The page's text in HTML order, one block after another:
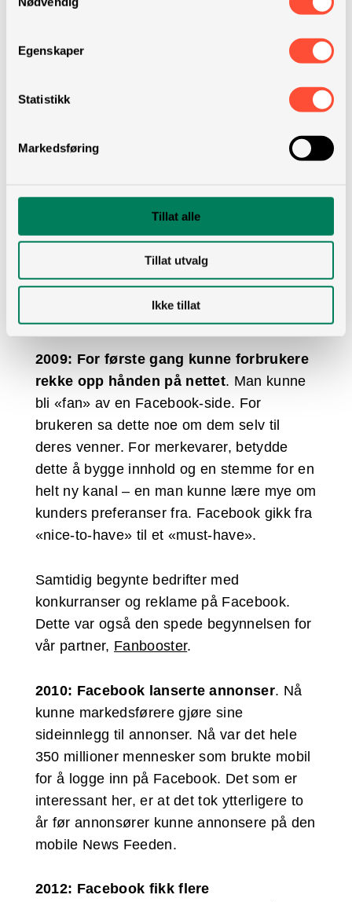
Egenskaper
Statistikk
Markedsføring
Tillat alle
Tillat utvalg
Ikke tillat
markedsplasser, og Facebook var heller
ikke et unntak. Facebook har utviklet seg
og svart på dette behovet gjennom årene:
2007: Det tok faktisk 3 år før Facebook
også bli for unge i arbeidslivet. For første
gang kunne bedrifter bygge sosiale forhold
2009: For første gang kunne forbrukere
rekke opp hånden på nettet. Man kunne
bli «fan» av en Facebook-side. For
brukeren sa dette noe om dem selv til
deres venner. For merkevarer, betydde
dette å bygge innhold og en stemme for en
helt ny kanal – en man kunne lære mye om
kunders preferanser fra. Facebook gikk fra
«nice-to-have» til et «must-have».
Samtidig begynte bedrifter med
konkurranser og reklame på Facebook.
Dette var også den spede begynnelsen for
vår partner, Fanbooster.
2010: Facebook lanserte annonser. Nå
kunne markedsførere gjøre sine
sideinnlegg til annonser. Nå var det hele
350 millioner mennesker som brukte mobil
for å logge inn på Facebook. Det som er
interessant her, er at det tok ytterligere to
år før annonsører kunne annonsere på den
mobile News Feeden.
2012: Facebook fikk flere